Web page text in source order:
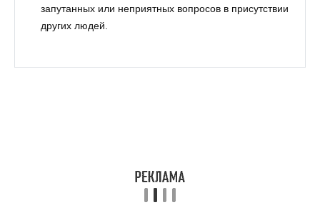
запутанных или неприятных вопросов в присутствии
других людей.